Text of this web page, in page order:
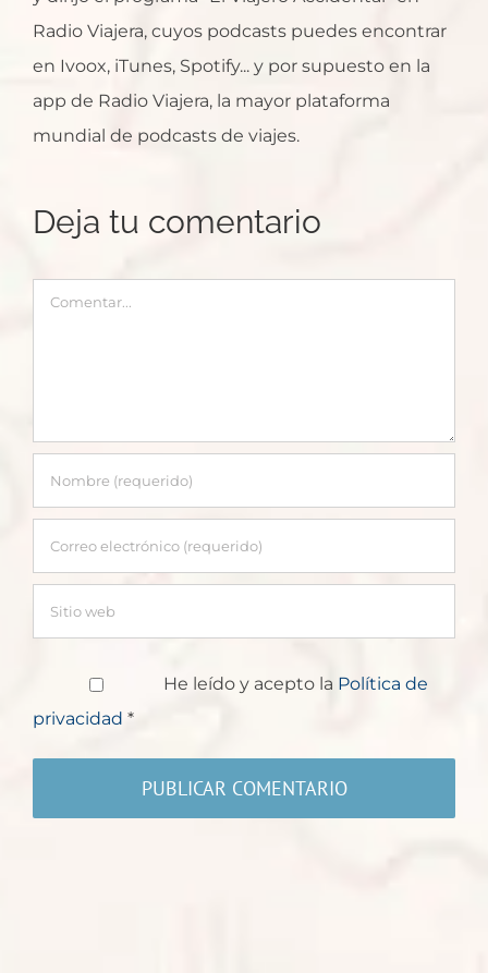
Radio Viajera, cuyos podcasts puedes encontrar
en Ivoox, iTunes, Spotify... y por supuesto en la
app de Radio Viajera, la mayor plataforma
mundial de podcasts de viajes.
Deja tu comentario
Comentar
He leído y acepto la Política de
privacidad *